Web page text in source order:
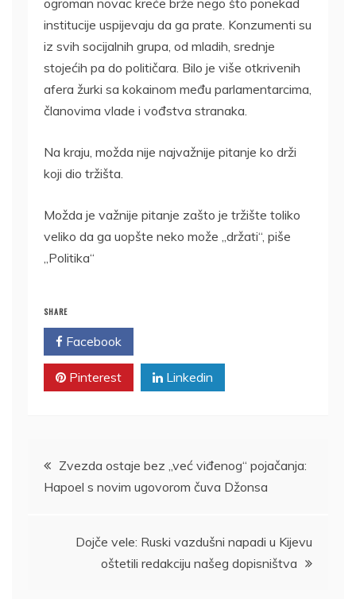
institucije uspijevaju da ga prate. Konzumenti su
iz svih socijalnih grupa, od mladih, srednje
stojećih pa do političara. Bilo je više otkrivenih
afera žurki sa kokainom među parlamentarcima,
članovima vlade i vođstva stranaka.
Na kraju, možda nije najvažnije pitanje ko drži
koji dio tržišta.
Možda je važnije pitanje zašto je tržište toliko
veliko da ga uopšte neko može „držati“, piše
„Politika“
SHARE
Facebook
Pinterest Linkedin
Kretanje
članka
Zvezda ostaje bez „već viđenog“ pojačanja:
Hapoel s novim ugovorom čuva Džonsa
Dojče vele: Ruski vazdušni napadi u Kijevu
oštetili redakciju našeg dopisništva